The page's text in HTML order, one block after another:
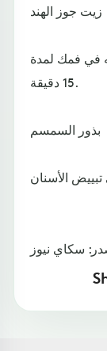
زيت جوز الهند
في فمك لمدة
15 دقيقة.
بذور السمسم
سكاي نيوز